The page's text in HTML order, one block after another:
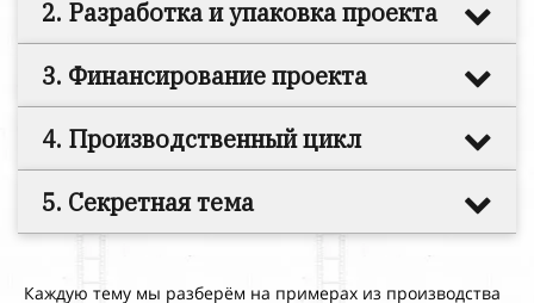
2. Разработка иупаковка проекта
3. Финансирование проекта
4. Производственный цикл
5. Секретная тема
Каждую тему мы разберём на примерах из производства